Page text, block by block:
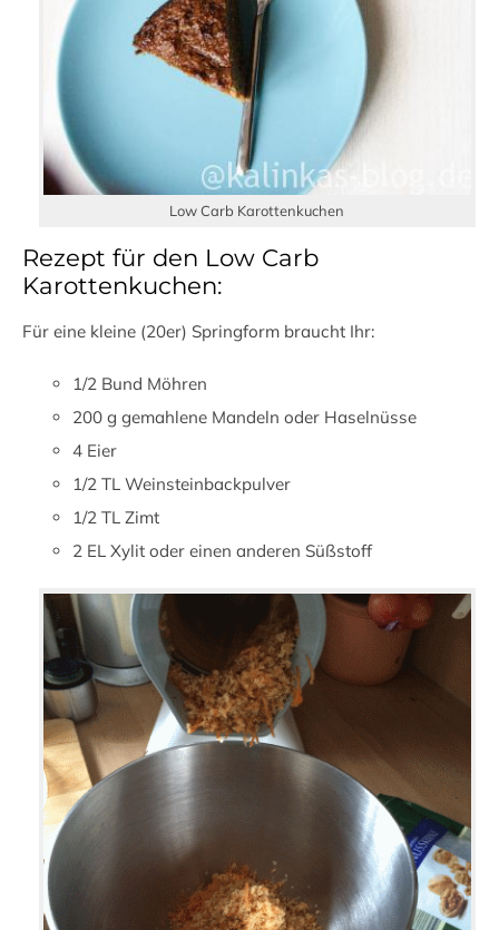
Low Carb Karottenkuchen
Rezept für den Low Carb
Karottenkuchen:
Für eine kleine (20er) Springform braucht Ihr:
1/2 Bund Möhren
200 g gemahlene Mandeln oder Haselnüsse
4 Eier
1/2 TL Weinsteinbackpulver
1/2 TL Zimt
2 EL Xylit oder einen anderen Süßstoff